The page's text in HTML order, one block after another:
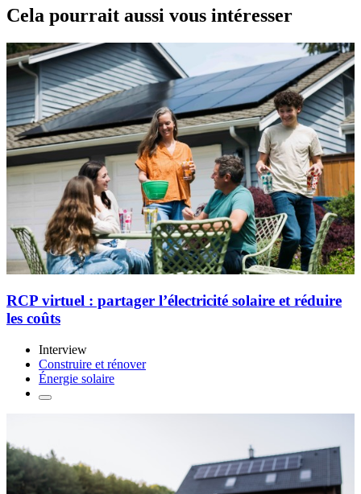
Cela pourrait aussi vous intéresser
RCP virtuel : partager l’électricité solaire et réduire
les coûts
Interview
Construire et rénover
Énergie solaire